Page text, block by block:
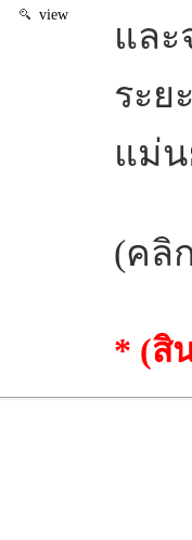
view
และ
ระย
แม่
(คลิ
* (สิ